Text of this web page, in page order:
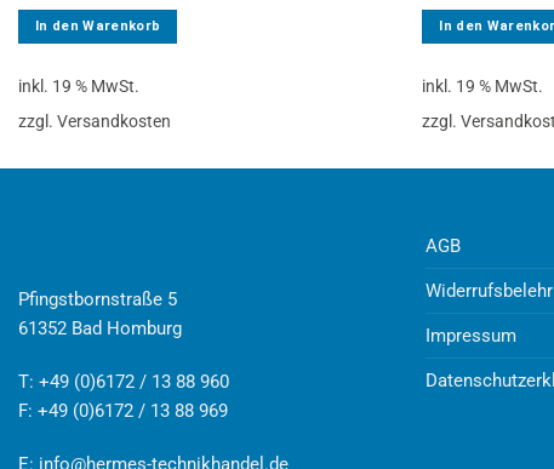
In den Warenkorb
inkl. 19 % MwSt.
zzgl. Versandkosten
In den
inkl. 19 % MwSt.
zzgl.
Pfingstbornstraße 5
61352 Bad Homburg
T: +49 (0)6172 / 13 88 960
F: +49 (0)6172 / 13 88 969
E: info@hermes-technikhandel.de
AGB
Impressum